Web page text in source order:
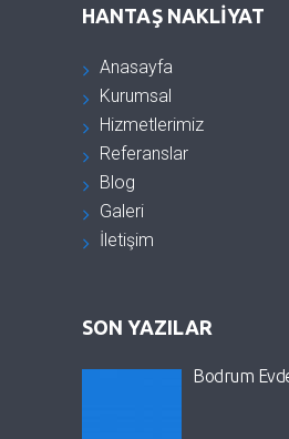
HANTAŞ NAKLIYAT
Anasayfa
Kurumsal
Hizmetlerimiz
Referanslar
Blog
Galeri
İletişim
SON YAZILAR
Bodrum